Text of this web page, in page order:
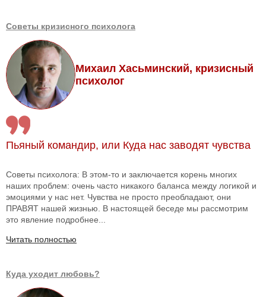
Советы кризисного психолога
Михаил Хасьминский, кризисный
психолог
Пьяный командир, или Куда нас заводят чувства
Советы психолога: В этом-то и заключается корень многих
наших проблем: очень часто никакого баланса между логикой и
эмоциями у нас нет. Чувства не просто преобладают, они
ПРАВЯТ нашей жизнью. В настоящей беседе мы рассмотрим
это явление подробнее...
Читать полностью
Куда уходит любовь?